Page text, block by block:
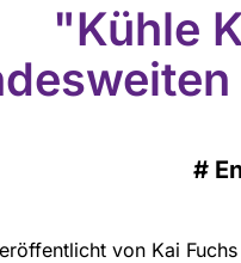
"Kühle
#
von Kai